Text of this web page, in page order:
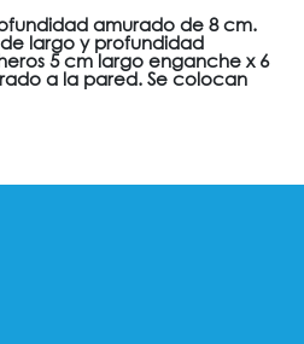
amurado de 8 cm.
largo y profundidad
5 cm largo enganche x 6
a la pared. Se colocan